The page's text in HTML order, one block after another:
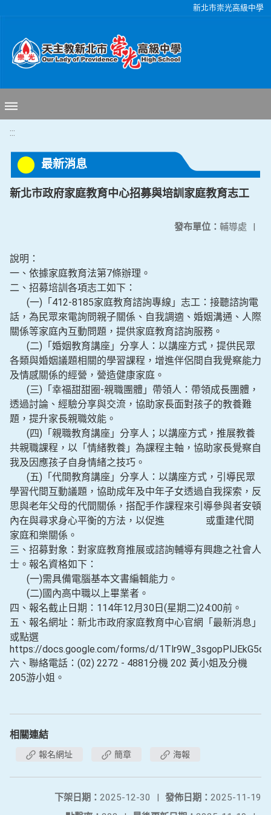
新北市崇光高級中學
:::
最新消息
新北市政府家庭教育中心招募與培訓家庭教育志工
發布單位： 輔導處 |
說明：
一、依據家庭教育法第7條辦理。
二、招募培訓各項志工如下：
(一)「412-8185家庭教育諮詢專線」志工：接聽諮詢電
話，為民眾來電詢問親子關係、自我調適、婚姻溝通、人際
關係等家庭內互動問題，提供家庭教育諮詢服務。
(二)「婚姻教育講座」分享人：以講座方式，提供民眾
各類與婚姻議題相關的學習課程，增進伴侶間自我覺察能力
及情感關係的經營，營造健康家庭。
(三)「幸福甜甜圈-親職團體」帶領人：帶領成長團體，
透過討論、經驗分享與交流，協助家長面對孩子的教養難
題，提升家長親職效能。
(四)「親職教育講座」分享人；以講座方式，推展教養
共親職課程，以「情緒教養」為課程主軸，協助家長覺察自
我及因應孩子自身情緒之技巧。
(五)「代間教育講座」分享人：以講座方式，引導民眾
學習代間互動議題，協助成年及中年子女透過自我探索，反
思與老年父母的代間關係，搭配手作課程來引導參與者安頓
內在與尋求身心平衡的方法，以促進 或重建代間
家庭和樂關係。
三、招募對象：對家庭教育推展或諮詢輔導有興趣之社會人
士。報名資格如下：
(一)需具備電腦基本文書編輯能力。
(二)國內高中職以上畢業者。
四、報名截止日期：114年12月30日(星期二)24:00前。
五、報名網址：新北市政府家庭教育中心官網「最新消息」
或點選
https://docs.google.com/forms/d/
六、聯絡電話：(02) 2272 - 4881分機 202 黃小姐及分機
205游小姐。
相關連結
報名網址 簡章 海報
發佈日期： 2025-11-19
下架日期： 2025-12-30
|